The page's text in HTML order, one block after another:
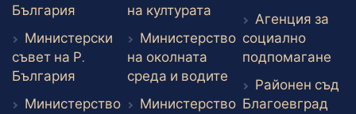
България Външен линк
Министерски
съвет на Р.
България Външен линк
Министерство
на културата Външен линк
Министерство
на околната
среда и водите Външен линк
Министерство
Агенция за
социално
подпомагане
Районен съд
Благоевград